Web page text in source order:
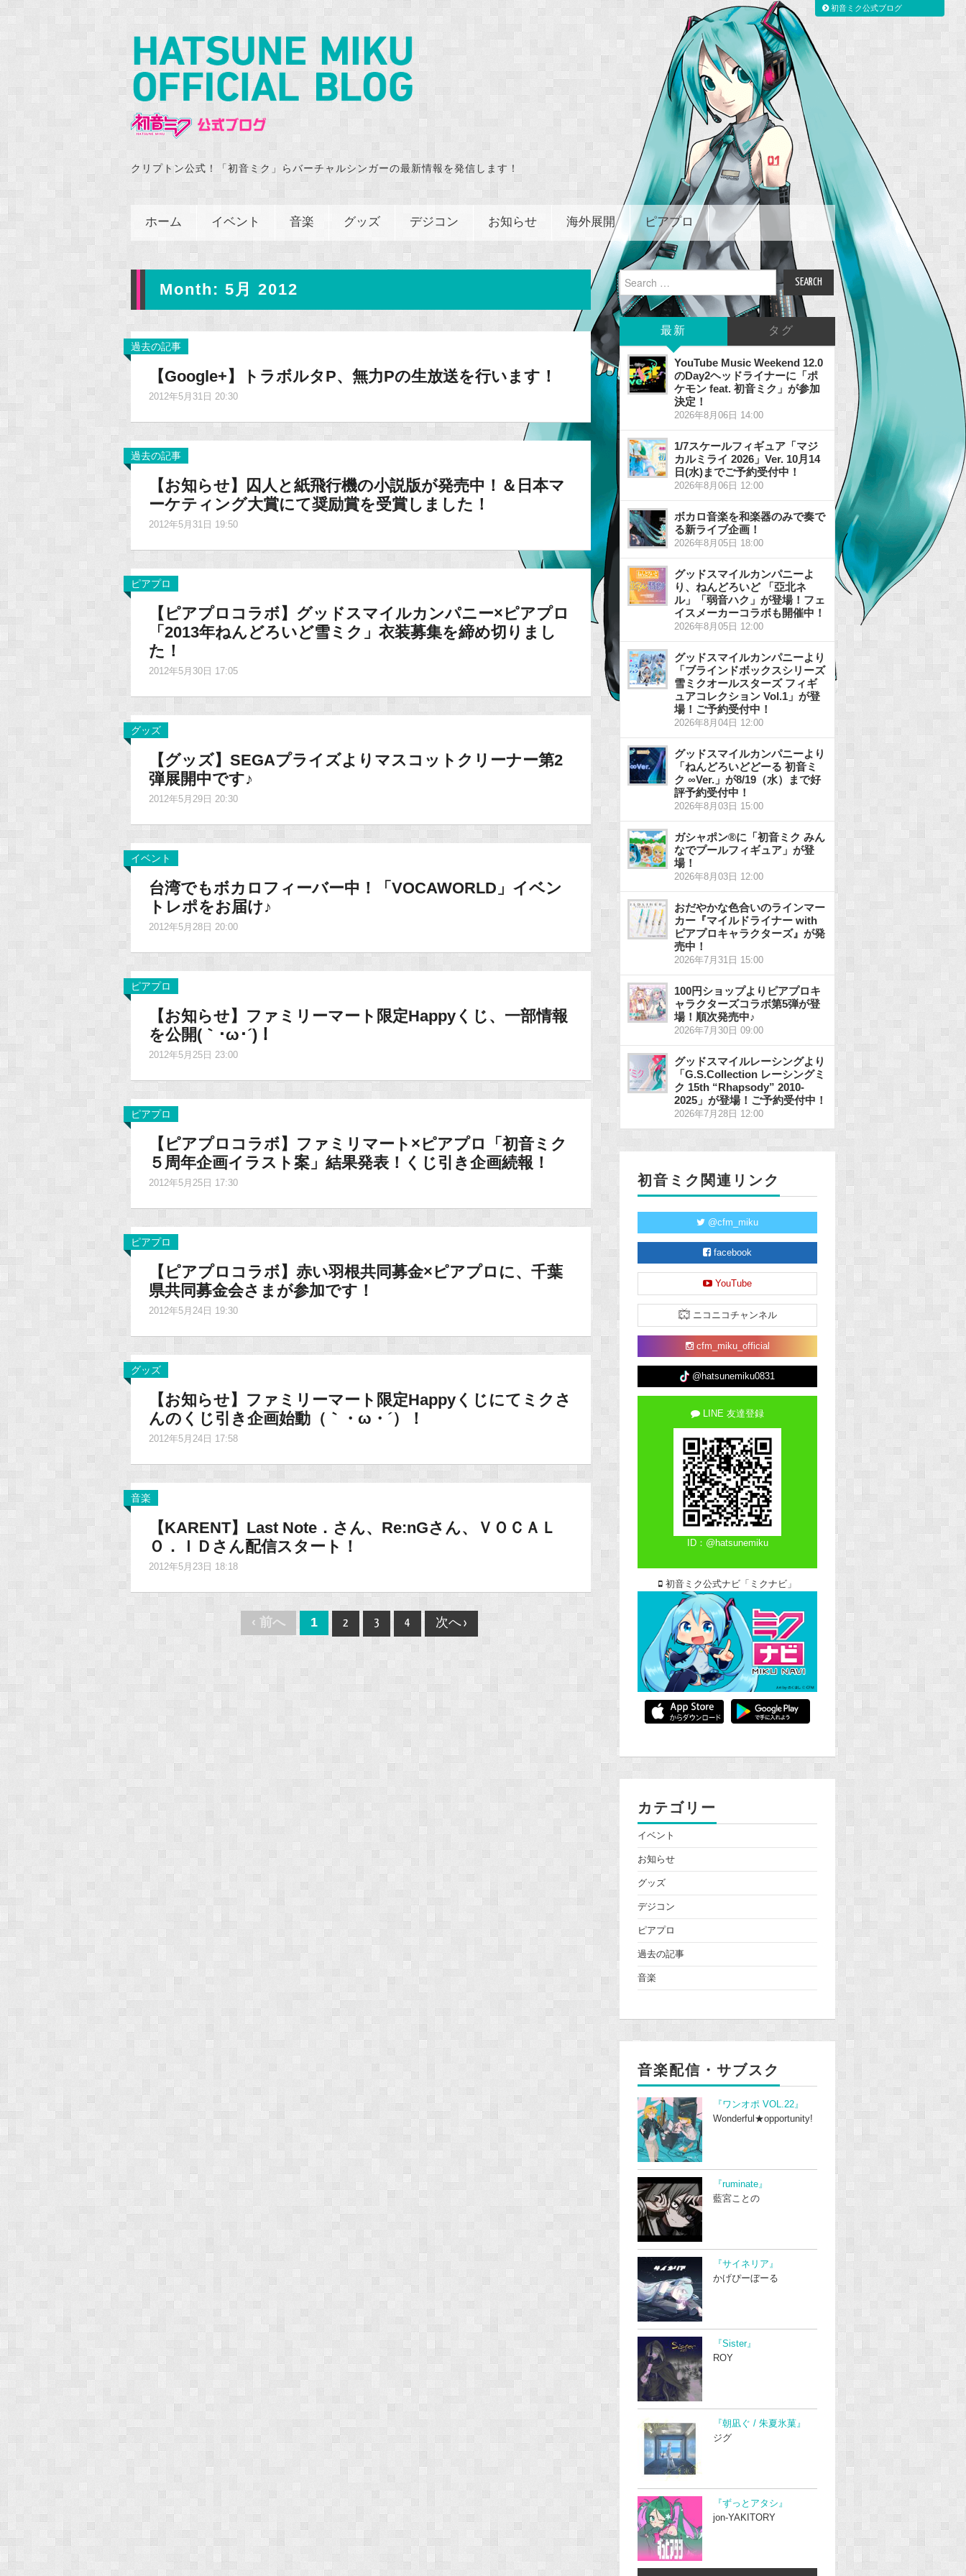
クリプトン公式！「初音ミク」らバーチャルシンガーの最新情報を発信します！
ホーム イベント 音楽 グッズ デジコン お知らせ 海外展開 ピアプロ
Month: 5月 2012
過去の記事
【Google+】トラボルタP、無力Pの生放送を行います！
2012年5月31日 20:30
過去の記事
【お知らせ】囚人と紙飛行機の小説版が発売中！＆日本マ
ーケティング大賞にて奨励賞を受賞しました！
2012年5月31日 19:50
ピアプロ
【ピアプロコラボ】グッドスマイルカンパニー×ピアプロ
「2013年ねんどろいど雪ミク」衣装募集を締め切りまし
た！
2012年5月30日 17:05
グッズ
【グッズ】SEGAプライズよりマスコットクリーナー第2
弾展開中です♪
2012年5月29日 20:30
イベント
台湾でもボカロフィーバー中！「VOCAWORLD」イベン
トレポをお届け♪
2012年5月28日 20:00
ピアプロ
【お知らせ】ファミリーマート限定Happyくじ、一部情報
を公開(｀･ω･´)！
2012年5月25日 23:00
ピアプロ
【ピアプロコラボ】ファミリマート×ピアプロ「初音ミク
５周年企画イラスト案」結果発表！くじ引き企画続報！
2012年5月25日 17:30
ピアプロ
【ピアプロコラボ】赤い羽根共同募金×ピアプロに、千葉
県共同募金会さまが参加です！
2012年5月24日 19:30
グッズ
【お知らせ】ファミリーマート限定Happyくじにてミクさ
んのくじ引き企画始動（｀・ω・´）！
2012年5月24日 17:58
音楽
【KARENT】Last Note．さん、Re:nGさん、ＶＯＣＡＬ
Ｏ．ＩＤさん配信スタート！
2012年5月23日 18:18
‹ 前へ 1 2 3 4 次へ ›
Search
for:
最新 タグ
YouTube Music Weekend 12.0
のDay2ヘッドライナーに「ポ
ケモン feat. 初音ミク」が参加
決定！
2026年8月06日 14:00
1/7スケールフィギュア「マジ
カルミライ 2026」Ver. 10月14
日(水)までご予約受付中！
2026年8月06日 12:00
ボカロ音楽を和楽器のみで奏で
る新ライブ企画！
2026年8月05日 18:00
グッドスマイルカンパニーよ
り、ねんどろいど 「亞北ネ
ル」「弱音ハク」が登場！フェ
イスメーカーコラボも開催中！
2026年8月05日 12:00
グッドスマイルカンパニーより
「ブラインドボックスシリーズ
雪ミクオールスターズ フィギ
ュアコレクション Vol.1」が登
場！ご予約受付中！
2026年8月04日 12:00
グッドスマイルカンパニーより
「ねんどろいどどーる 初音ミ
ク ∞Ver.」が8/19（水）まで好
評予約受付中！
2026年8月03日 15:00
ガシャポン®に「初音ミク みん
なでプールフィギュア」が登
場！
2026年8月03日 12:00
おだやかな色合いのラインマー
カー『マイルドライナー with
ピアプロキャラクターズ』が発
売中！
2026年7月31日 15:00
100円ショップよりピアプロキ
ャラクターズコラボ第5弾が登
場！順次発売中♪
2026年7月30日 09:00
グッドスマイルレーシングより
「G.S.Collection レーシングミ
ク 15th “Rhapsody” 2010-
2025」が登場！ご予約受付中！
2026年7月28日 12:00
初音ミク関連リンク
@cfm_miku
facebook
YouTube
ニコニコチャンネル
cfm_miku_official
@hatsunemiku0831
LINE 友達登録
ID：@hatsunemiku
初音ミク公式ナビ「ミクナビ」
カテゴリー
イベント
お知らせ
グッズ
デジコン
ピアプロ
過去の記事
音楽
音楽配信・サブスク
『ワンオポ VOL.22』
Wonderful★opportunity!
『ruminate』
藍宮ことの
『サイネリア』
かげぴーぼーる
『Sister』
ROY
『朝凪ぐ / 朱夏氷菓』
ジグ
『ずっとアタシ』
jon-YAKITORY
初音ミク公式ブログ